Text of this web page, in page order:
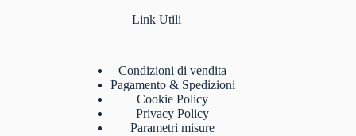
Link Utili
Condizioni di vendita
Pagamento & Spedizioni
Cookie Policy
Privacy Policy
Parametri misure